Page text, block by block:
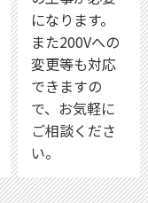
になります。
また200Vへの
変更等も対応
できますの
で、お気軽に
ご相談くださ
い。